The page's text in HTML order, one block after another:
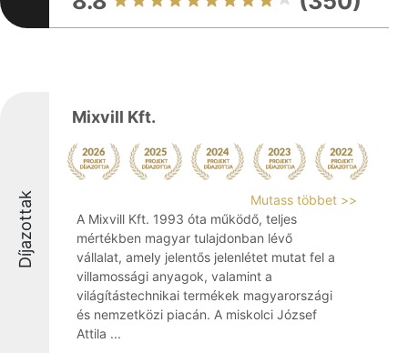
Díjazottak
Mixvill Kft.
Mutass többet >>
A Mixvill Kft. 1993 óta működő, teljes
mértékben magyar tulajdonban lévő
vállalat, amely jelentős jelenlétet mutat fel a
villamossági anyagok, valamint a
világítástechnikai termékek magyarországi
és nemzetközi piacán. A miskolci József
Attila ...